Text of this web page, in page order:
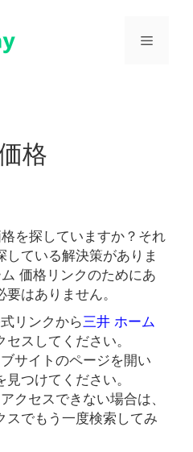
メ
格
を探していますか？それ
ている解決策がありま
価格リンクのためにあ
はありません。
リンクから三井 ホーム
スしてください。
サイトのページを開い
つけてください。
クセスできない場合は、
スでもう一度検索してみ